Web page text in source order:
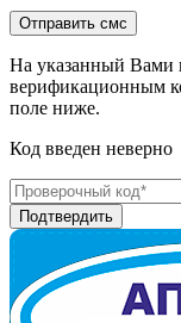
На указанный Вами
верификационным
поле ниже.
Код введен неверно